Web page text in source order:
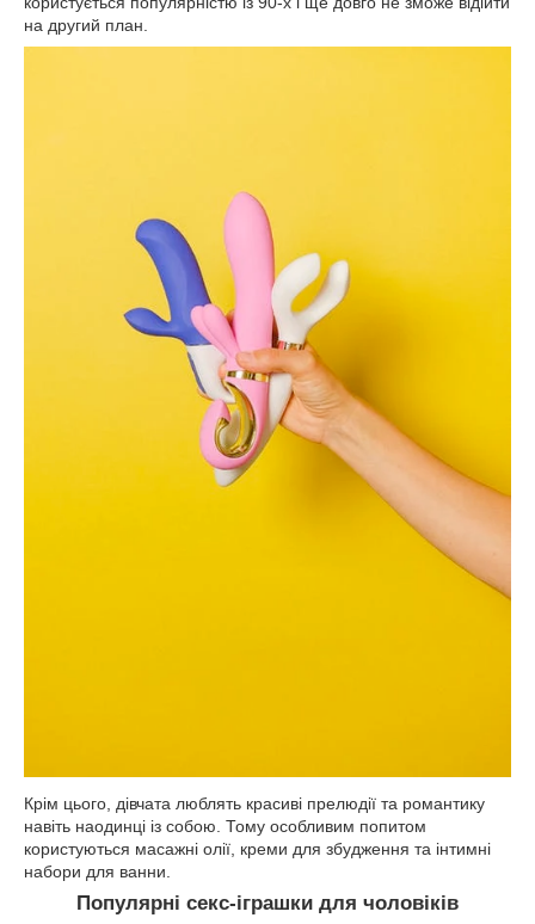
на другий план.
Крім цього, дівчата люблять красиві прелюдії та романтику
навіть наодинці із собою. Тому особливим попитом
користуються масажні олії, креми для збудження та інтимні
набори для ванни.
Популярні секс-іграшки для чоловіків